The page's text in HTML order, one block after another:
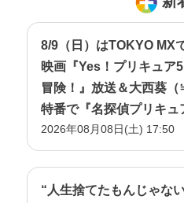
8/9（日）はTOKYO MX
映画『Yes！プリキュア
冒険！』放送＆大西葵
特番で『名探偵プリキュ
2026年08月08日(土) 17:50
“人生捨てたもんじゃな